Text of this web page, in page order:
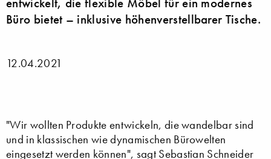
Büro bietet – inklusive höhenverstellbarer Tische.
12.04.2021
"Wir wollten Produkte entwickeln, die wandelbar sind
und in klassischen wie dynamischen Bürowelten
eingesetzt werden können", sagt Sebastian Schneider